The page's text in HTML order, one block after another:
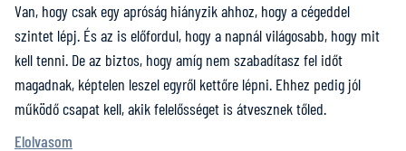
Van, hogy csak egy apróság hiányzik ahhoz, hogy a cégeddel
szintet lépj. És az is előfordul, hogy a napnál világosabb, hogy mit
kell tenni. De az biztos, hogy amíg nem szabadítasz fel időt
magadnak, képtelen leszel egyről kettőre lépni. Ehhez pedig jól
működő csapat kell, akik felelősséget is átvesznek tőled.
Elolvasom